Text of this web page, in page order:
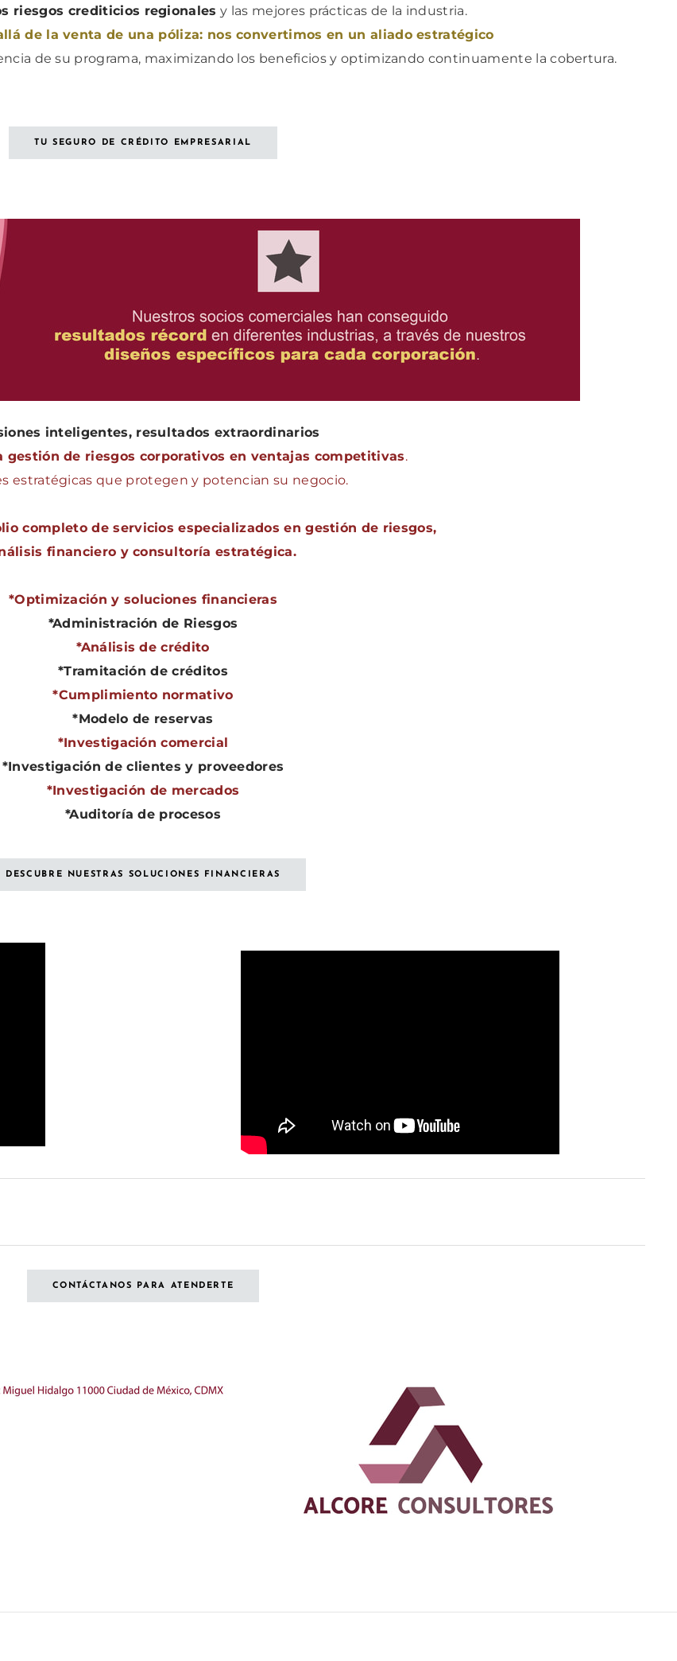
riesgos crediticios regionales y las mejores prácticas de la industria.
de la venta de una póliza: nos convertimos en un aliado estratégico
de su programa, maximizando ​los beneficios y optimizando continuamente la cobertura.
TU SEGURO DE CRÉDITO EMPRESARIAL
inteligentes, resultados extraordinarios
gestión de riesgos corporativos en ventajas competitivas.
estratégicas que protegen y potencian su negocio.
completo de servicios especializados en gestión de riesgos,
financiero y consultoría estratégica.
*Optimización y soluciones financieras
*Administración de Riesgos
*Análisis de crédito
*Tramitación de créditos
*Cumplimiento normativo
*Modelo de reservas
*Investigación comercial
*Investigación de clientes y proveedores
*Investigación de mercados
*Auditoría de procesos
DESCUBRE NUESTRAS SOLUCIONES FINANCIERAS
CONTÁCTANOS PARA ATENDERTE